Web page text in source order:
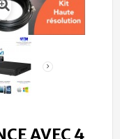
AVEC 4